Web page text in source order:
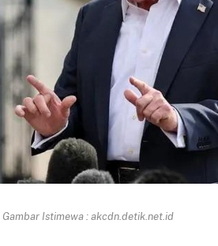
Gambar Istimewa : akcdn.detik.net.id